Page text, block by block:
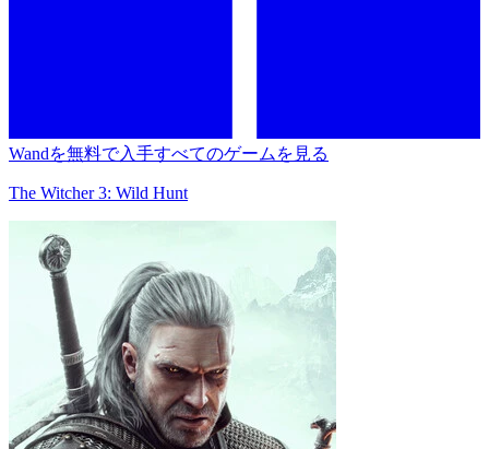
Wandを無料で入手すべてのゲームを見る
The Witcher 3: Wild Hunt